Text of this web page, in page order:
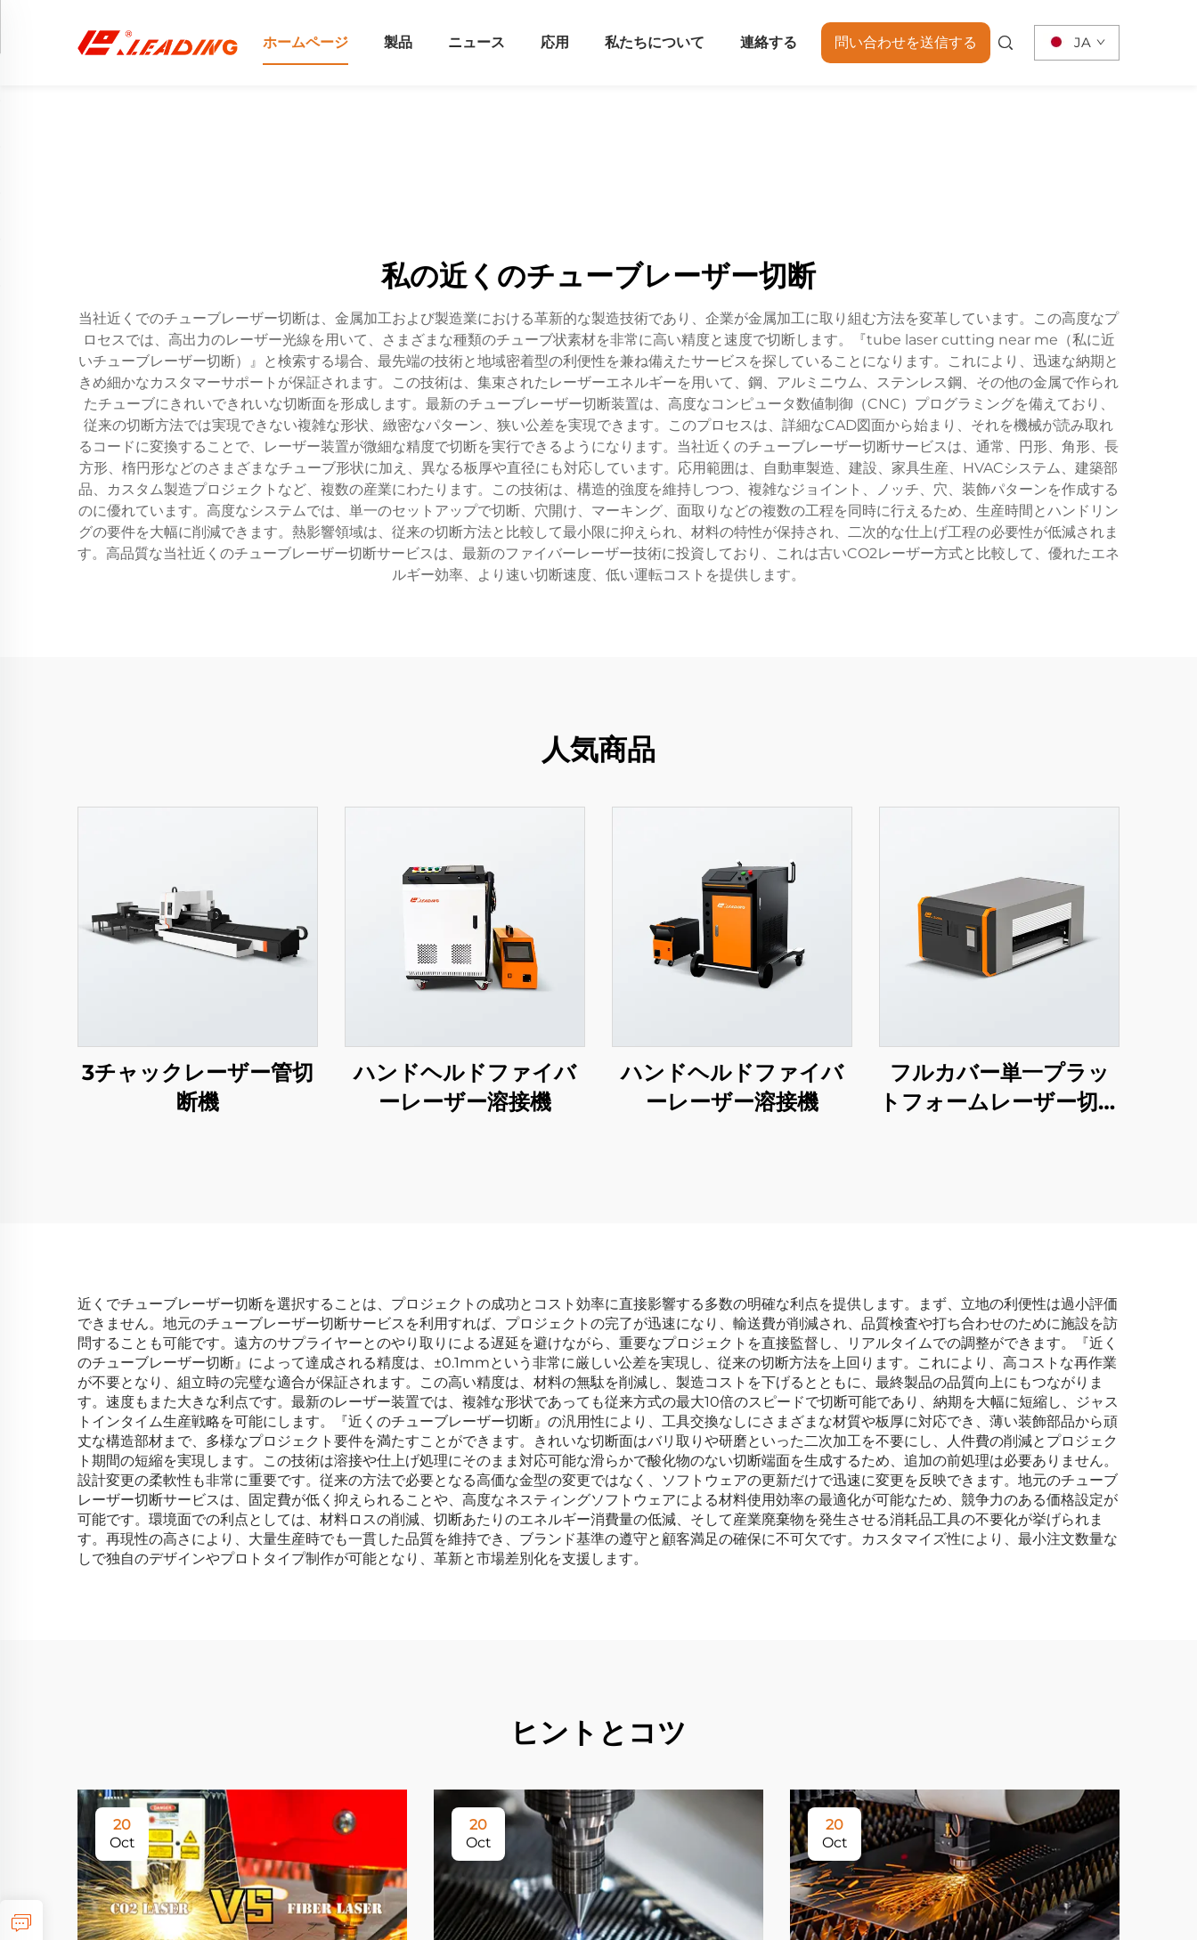
ホームページ 製品 ニュース 応用 私たちについて 連絡する 問い合わせを送信する JA
私の近くのチューブレーザー切断
当社近くでのチューブレーザー切断は、金属加工および製造業における革新的な製造技術であり、企業が金属加工に取り組む方法を変革しています。この高度なプ
ロセスでは、高出力のレーザー光線を用いて、さまざまな種類のチューブ状素材を非常に高い精度と速度で切断します。『tube laser cutting near me（私に近
いチューブレーザー切断）』と検索する場合、最先端の技術と地域密着型の利便性を兼ね備えたサービスを探していることになります。これにより、迅速な納期と
きめ細かなカスタマーサポートが保証されます。この技術は、集束されたレーザーエネルギーを用いて、鋼、アルミニウム、ステンレス鋼、その他の金属で作られ
たチューブにきれいできれいな切断面を形成します。最新のチューブレーザー切断装置は、高度なコンピュータ数値制御（CNC）プログラミングを備えており、
従来の切断方法では実現できない複雑な形状、緻密なパターン、狭い公差を実現できます。このプロセスは、詳細なCAD図面から始まり、それを機械が読み取れ
るコードに変換することで、レーザー装置が微細な精度で切断を実行できるようになります。当社近くのチューブレーザー切断サービスは、通常、円形、角形、長
方形、楕円形などのさまざまなチューブ形状に加え、異なる板厚や直径にも対応しています。応用範囲は、自動車製造、建設、家具生産、HVACシステム、建築部
品、カスタム製造プロジェクトなど、複数の産業にわたります。この技術は、構造的強度を維持しつつ、複雑なジョイント、ノッチ、穴、装飾パターンを作成する
のに優れています。高度なシステムでは、単一のセットアップで切断、穴開け、マーキング、面取りなどの複数の工程を同時に行えるため、生産時間とハンドリン
グの要件を大幅に削減できます。熱影響領域は、従来の切断方法と比較して最小限に抑えられ、材料の特性が保持され、二次的な仕上げ工程の必要性が低減されま
す。高品質な当社近くのチューブレーザー切断サービスは、最新のファイバーレーザー技術に投資しており、これは古いCO2レーザー方式と比較して、優れたエネ
ルギー効率、より速い切断速度、低い運転コストを提供します。
人気商品
3チャックレーザー管切
断機
ハンドヘルドファイバ
ーレーザー溶接機
ハンドヘルドファイバ
ーレーザー溶接機
フルカバー単一プラッ
トフォームレーザー切断
近くでチューブレーザー切断を選択することは、プロジェクトの成功とコスト効率に直接影響する多数の明確な利点を提供します。まず、立地の利便性は過小評価
できません。地元のチューブレーザー切断サービスを利用すれば、プロジェクトの完了が迅速になり、輸送費が削減され、品質検査や打ち合わせのために施設を訪
問することも可能です。遠方のサプライヤーとのやり取りによる遅延を避けながら、重要なプロジェクトを直接監督し、リアルタイムでの調整ができます。『近く
のチューブレーザー切断』によって達成される精度は、±0.1mmという非常に厳しい公差を実現し、従来の切断方法を上回ります。これにより、高コストな再作業
が不要となり、組立時の完璧な適合が保証されます。この高い精度は、材料の無駄を削減し、製造コストを下げるとともに、最終製品の品質向上にもつながりま
す。速度もまた大きな利点です。最新のレーザー装置では、複雑な形状であっても従来方式の最大10倍のスピードで切断可能であり、納期を大幅に短縮し、ジャス
トインタイム生産戦略を可能にします。『近くのチューブレーザー切断』の汎用性により、工具交換なしにさまざまな材質や板厚に対応でき、薄い装飾部品から頑
丈な構造部材まで、多様なプロジェクト要件を満たすことができます。きれいな切断面はバリ取りや研磨といった二次加工を不要にし、人件費の削減とプロジェク
ト期間の短縮を実現します。この技術は溶接や仕上げ処理にそのまま対応可能な滑らかで酸化物のない切断端面を生成するため、追加の前処理は必要ありません。
設計変更の柔軟性も非常に重要です。従来の方法で必要となる高価な金型の変更ではなく、ソフトウェアの更新だけで迅速に変更を反映できます。地元のチューブ
レーザー切断サービスは、固定費が低く抑えられることや、高度なネスティングソフトウェアによる材料使用効率の最適化が可能なため、競争力のある価格設定が
可能です。環境面での利点としては、材料ロスの削減、切断あたりのエネルギー消費量の低減、そして産業廃棄物を発生させる消耗品工具の不要化が挙げられま
す。再現性の高さにより、大量生産時でも一貫した品質を維持でき、ブランド基準の遵守と顧客満足の確保に不可欠です。カスタマイズ性により、最小注文数量な
しで独自のデザインやプロトタイプ制作が可能となり、革新と市場差別化を支援します。
ヒントとコツ
20
Oct
20
Oct
20
Oct